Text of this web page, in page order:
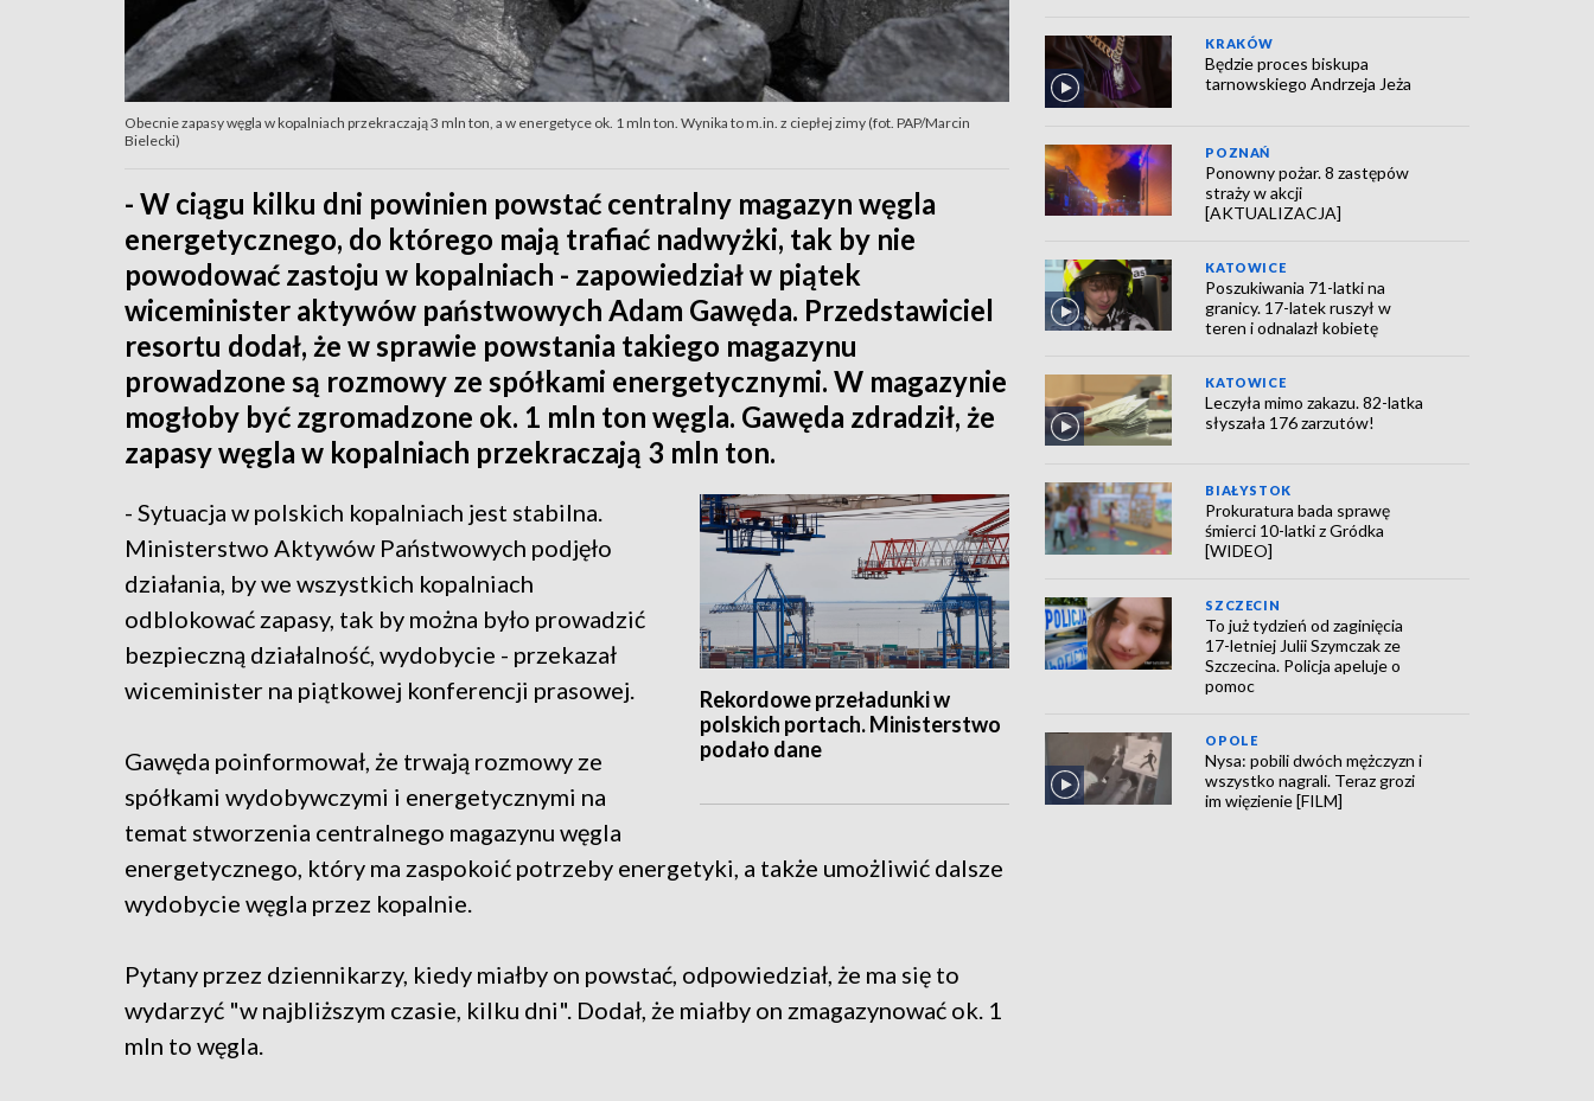
Obecnie zapasy węgla w kopalniach przekraczają 3 mln ton, a w energetyce ok. 1 mln ton. Wynika to m.in. z ciepłej zimy (fot. PAP/Marcin
Bielecki)
- W ciągu kilku dni powinien powstać centralny magazyn węgla
energetycznego, do którego mają trafiać nadwyżki, tak by nie
powodować zastoju w kopalniach - zapowiedział w piątek
wiceminister aktywów państwowych Adam Gawęda. Przedstawiciel
resortu dodał, że w sprawie powstania takiego magazynu
prowadzone są rozmowy ze spółkami energetycznymi. W magazynie
mogłoby być zgromadzone ok. 1 mln ton węgla. Gawęda zdradził, że
zapasy węgla w kopalniach przekraczają 3 mln ton.
Rekordowe przeładunki w
polskich portach. Ministerstwo
podało dane
- Sytuacja w polskich kopalniach jest stabilna.
Ministerstwo Aktywów Państwowych podjęło
działania, by we wszystkich kopalniach
odblokować zapasy, tak by można było prowadzić
bezpieczną działalność, wydobycie - przekazał
wiceminister na piątkowej konferencji prasowej.
Gawęda poinformował, że trwają rozmowy ze
spółkami wydobywczymi i energetycznymi na
temat stworzenia centralnego magazynu węgla
energetycznego, który ma zaspokoić potrzeby energetyki, a także umożliwić dalsze
wydobycie węgla przez kopalnie.
Pytany przez dziennikarzy, kiedy miałby on powstać, odpowiedział, że ma się to
wydarzyć "w najbliższym czasie, kilku dni". Dodał, że miałby on zmagazynować ok. 1
mln to węgla.
KRAKÓW
Będzie proces biskupa
tarnowskiego Andrzeja Jeża
POZNAŃ
Ponowny pożar. 8 zastępów
straży w akcji
[AKTUALIZACJA]
KATOWICE
Poszukiwania 71-latki na
granicy. 17-latek ruszył w
teren i odnalazł kobietę
KATOWICE
Leczyła mimo zakazu. 82-latka
słyszała 176 zarzutów!
BIAŁYSTOK
Prokuratura bada sprawę
śmierci 10-latki z Gródka
[WIDEO]
SZCZECIN
To już tydzień od zaginięcia
17-letniej Julii Szymczak ze
Szczecina. Policja apeluje o
pomoc
OPOLE
Nysa: pobili dwóch mężczyzn i
wszystko nagrali. Teraz grozi
im więzienie [FILM]